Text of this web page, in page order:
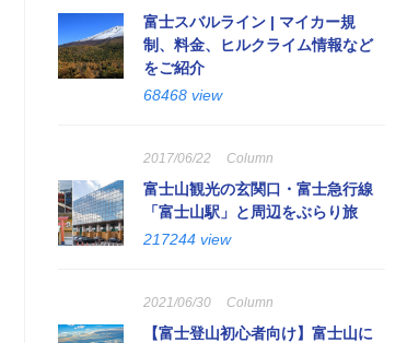
富士スバルライン | マイカー規
制、料金、ヒルクライム情報など
をご紹介
68468 view
2017/06/22 Column
富士山観光の玄関口・富士急行線
「富士山駅」と周辺をぶらり旅
217244 view
2021/06/30 Column
【富士登山初心者向け】富士山に